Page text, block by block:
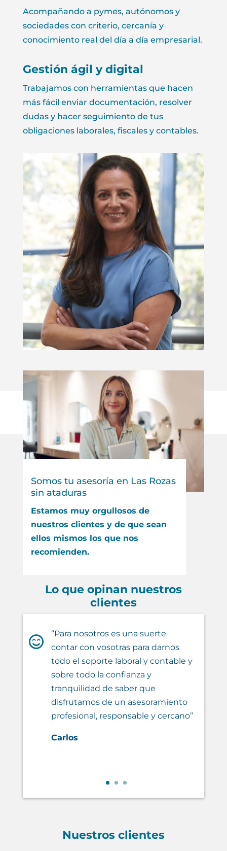
Acompañando a pymes, autónomos y
sociedades con criterio, cercanía y
conocimiento real del día a día empresarial.
Gestión ágil y digital
Trabajamos con herramientas que hacen
más fácil enviar documentación, resolver
dudas y hacer seguimiento de tus
obligaciones laborales, fiscales y contables.
Somos tu asesoría en Las Rozas
sin ataduras
Estamos muy orgullosos de
nuestros clientes y de que sean
ellos mismos los que nos
recomienden.
Lo que opinan nuestros
clientes

“Para nosotros es una suerte
contar con vosotras para darnos
todo el soporte laboral y contable y
sobre todo la confianza y
tranquilidad de saber que
disfrutamos de un asesoramiento
profesional, responsable y cercano”
Carlos
Nuestros clientes